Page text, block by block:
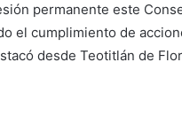
permanente este
el cumplimiento de
desde Teotitlán de